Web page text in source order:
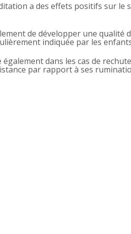
a des effets positifs sur le
de développer une qualité
indiquée par les
également dans les cas de
par rapport à ses